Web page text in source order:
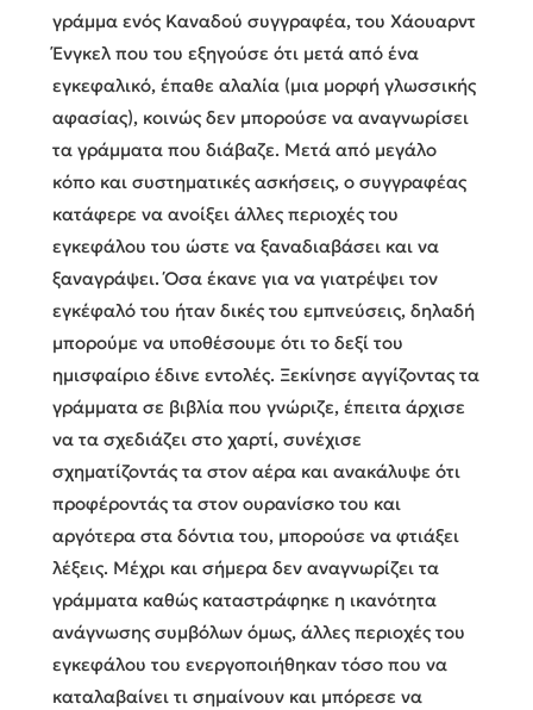
γράμμα ενός Καναδού συγγραφέα, του Χάουαρντ
Ένγκελ που του εξηγούσε ότι μετά από ένα
εγκεφαλικό, έπαθε αλαλία (μια μορφή γλωσσικής
αφασίας), κοινώς δεν μπορούσε να αναγνωρίσει
τα γράμματα που διάβαζε. Μετά από μεγάλο
κόπο και συστηματικές ασκήσεις, ο συγγραφέας
κατάφερε να ανοίξει άλλες περιοχές του
εγκεφάλου του ώστε να ξαναδιαβάσει και να
ξαναγράψει. Όσα έκανε για να γιατρέψει τον
εγκέφαλό του ήταν δικές του εμπνεύσεις, δηλαδή
μπορούμε να υποθέσουμε ότι το δεξί του
ημισφαίριο έδινε εντολές. Ξεκίνησε αγγίζοντας τα
γράμματα σε βιβλία που γνώριζε, έπειτα άρχισε
να τα σχεδιάζει στο χαρτί, συνέχισε
σχηματίζοντάς τα στον αέρα και ανακάλυψε ότι
προφέροντάς τα στον ουρανίσκο του και
αργότερα στα δόντια του, μπορούσε να φτιάξει
λέξεις. Μέχρι και σήμερα δεν αναγνωρίζει τα
γράμματα καθώς καταστράφηκε η ικανότητα
ανάγνωσης συμβόλων όμως, άλλες περιοχές του
εγκεφάλου του ενεργοποιήθηκαν τόσο που να
καταλαβαίνει τι σημαίνουν και μπόρεσε να